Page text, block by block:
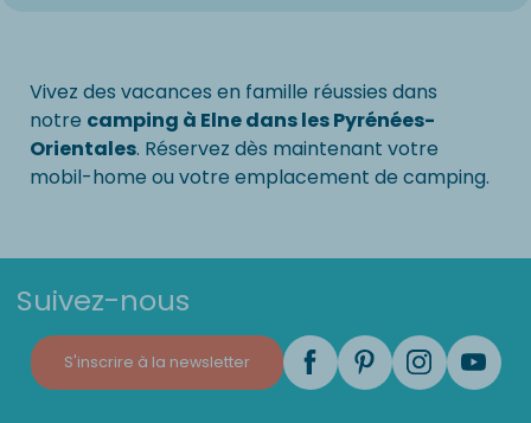
Vivez des vacances en famille réussies dans
notre camping à Elne dans les Pyrénées-
Orientales. Réservez dès maintenant votre
mobil-home ou votre emplacement de camping.
Suivez-nous
S'inscrire à la newsletter